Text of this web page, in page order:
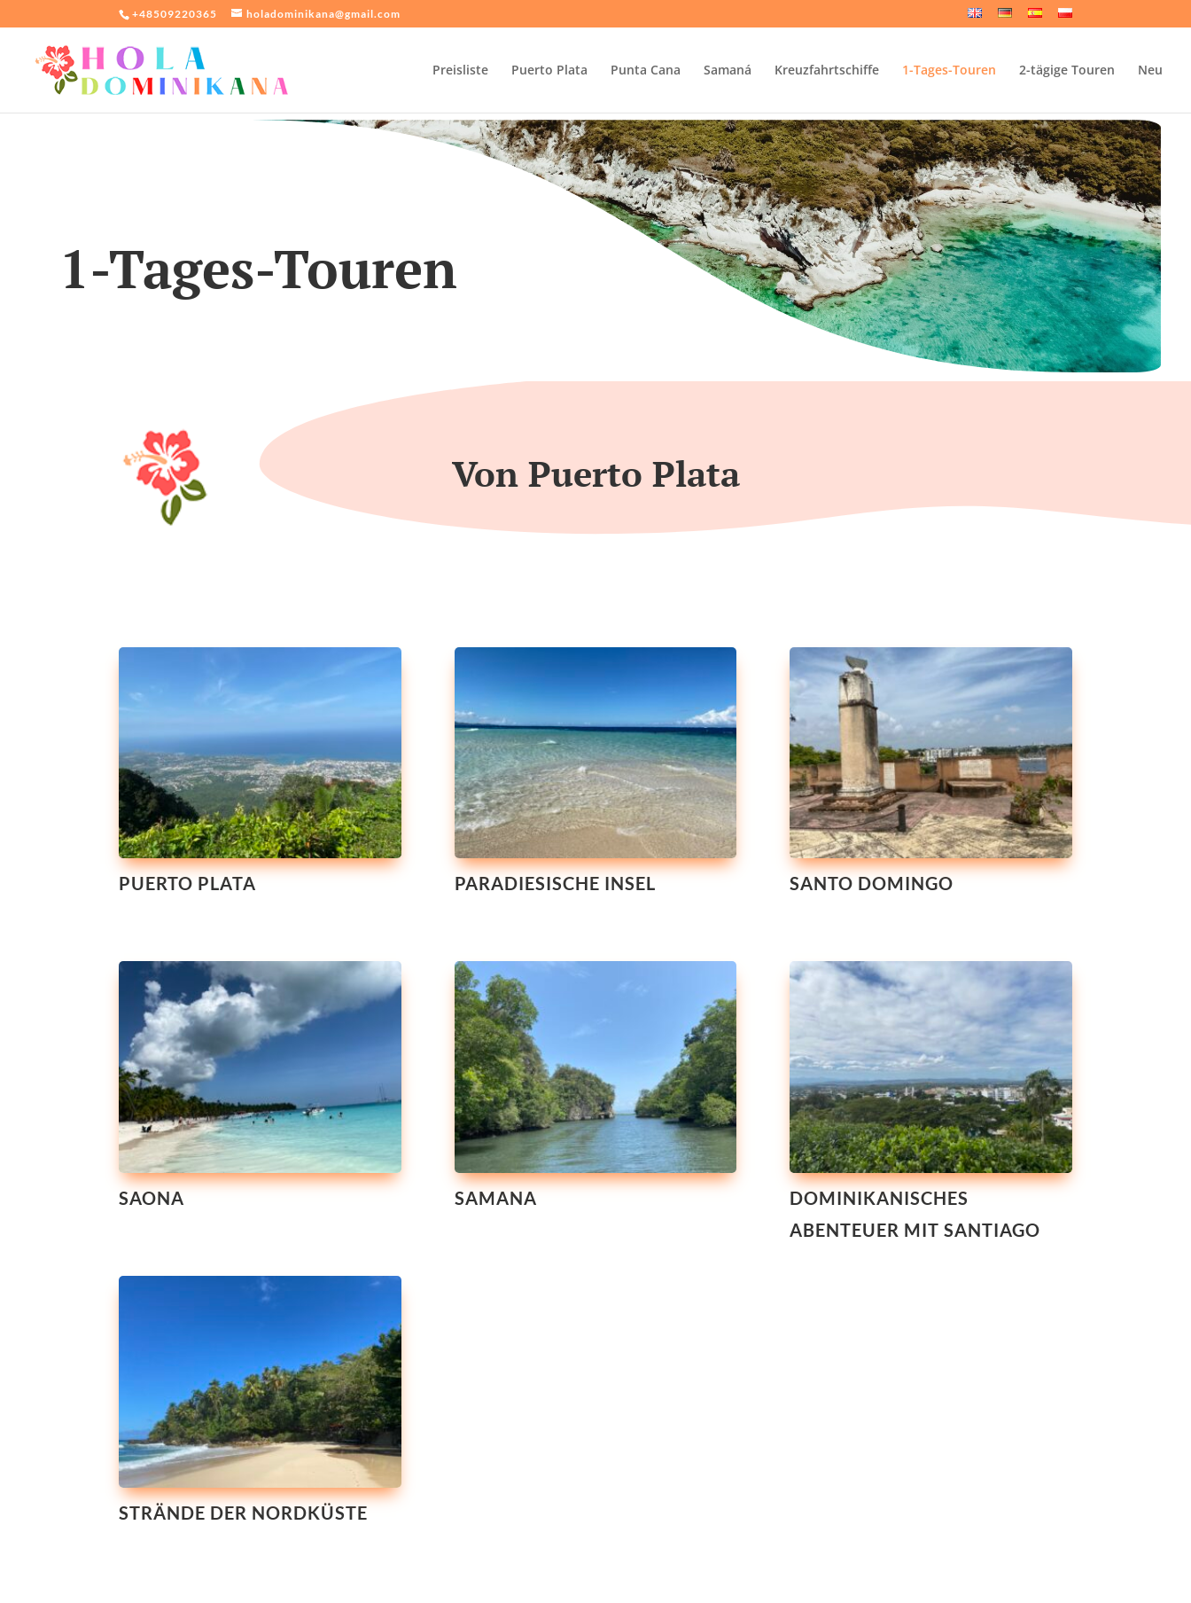
+48509220365 holadominikana@gmail.com
Preisliste Puerto Plata Punta Cana Samaná Kreuzfahrtschiffe 1-Tages-Touren 2-tägige Touren Neu
1-Tages-Touren
Von Puerto Plata
PUERTO PLATA PARADIESISCHE INSEL SANTO DOMINGO
SAONA SAMANA
DOMINIKANISCHES
ABENTEUER MIT SANTIAGO
STRÄNDE DER NORDKÜSTE